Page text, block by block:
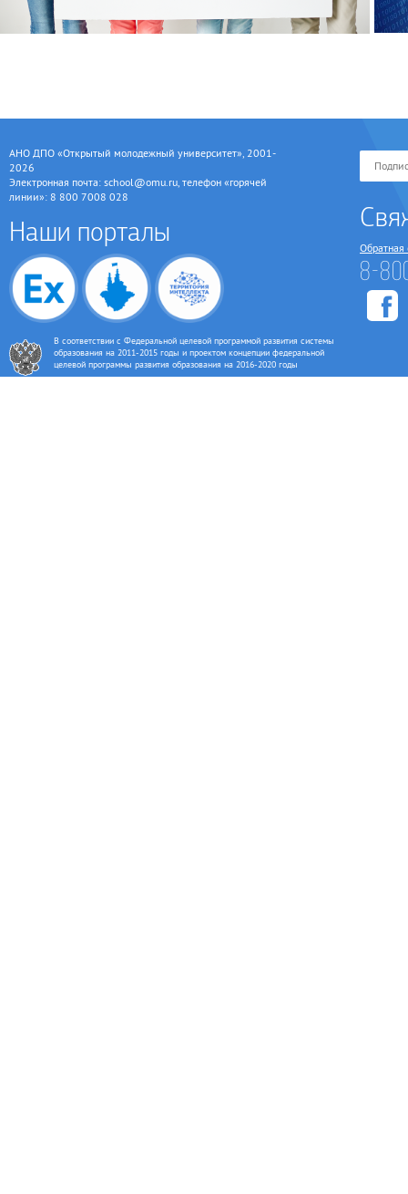
АНО ДПО «Открытый молодежный университет», 2001-
2026
Электронная почта: school@omu.ru, телефон «горячей
линии»: 8 800 7008 028
Наши порталы
В соответствии с Федеральной целевой программой развития системы
образования на 2011-2015 годы и проектом концепции федеральной
целевой программы развития образования на 2016-2020 годы
Обратная
8-